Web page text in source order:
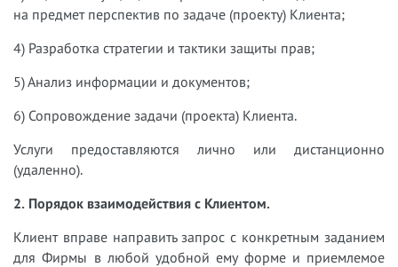
на предмет перспектив по задаче (проекту) Клиента;
4) Разработка стратегии и тактики защиты прав;
5) Анализ информации и документов;
6) Сопровождение задачи (проекта) Клиента.
Услуги предоставляются лично или дистанционно
(удаленно).
2. Порядок взаимодействия с Клиентом.
Клиент вправе направить запрос с конкретным заданием
для Фирмы в любой удобной ему форме и приемлемое